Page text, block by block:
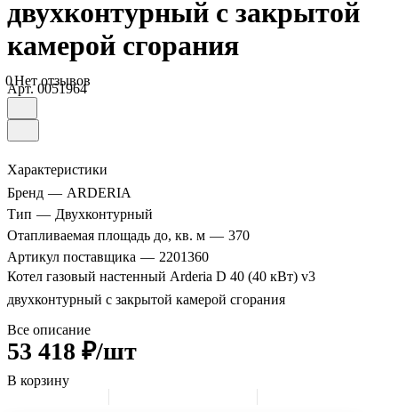
двухконтурный с закрытой
камерой сгорания
0Нет отзывов
Арт.0051964
Характеристики
Бренд — ARDERIA
Тип — Двухконтурный
Отапливаемая площадь до, кв. м — 370
Артикул поставщика — 2201360
Котел газовый настенный Arderia D 40 (40 кВт) v3
двухконтурный с закрытой камерой сгорания
Все описание
53 418 ₽/шт
В корзину